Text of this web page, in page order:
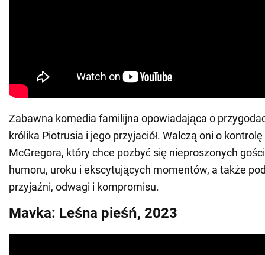
Zabawna komedia familijna opowiadająca o
królika Piotrusia i jego przyjaciół. Walczą oni o
McGregora, który chce pozbyć się nieproszonych
humoru, uroku i ekscytujących momentów, a także
przyjaźni, odwagi i kompromisu.
Mavka: Leśna pieśń, 2023